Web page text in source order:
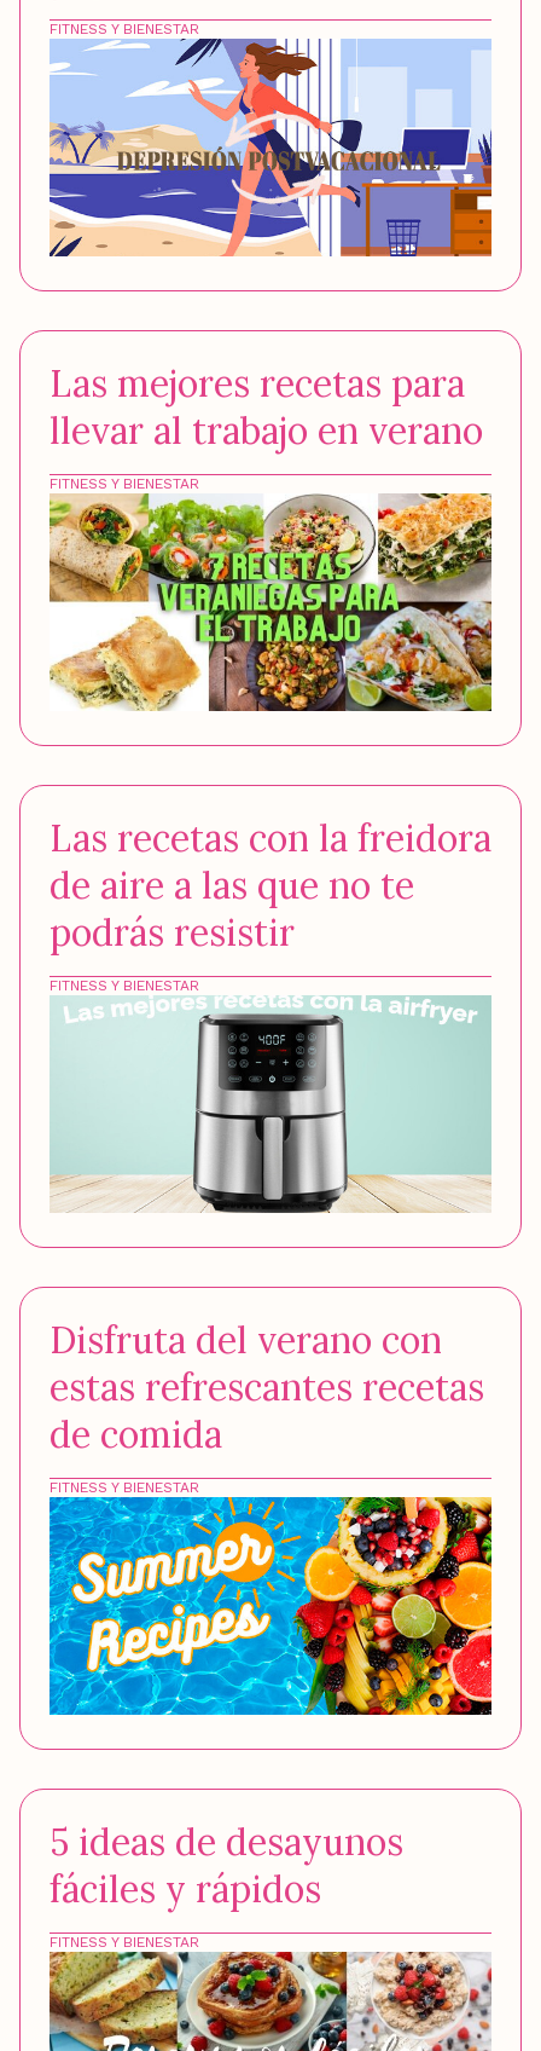
FITNESS Y BIENESTAR
FITNESS Y BIENESTAR
Las mejores recetas para
llevar al trabajo en verano
FITNESS Y BIENESTAR
Las recetas con la freidora
de aire a las que no te
podrás resistir
FITNESS Y BIENESTAR
Disfruta del verano con
estas refrescantes recetas
de comida
FITNESS Y BIENESTAR
5 ideas de desayunos
fáciles y rápidos